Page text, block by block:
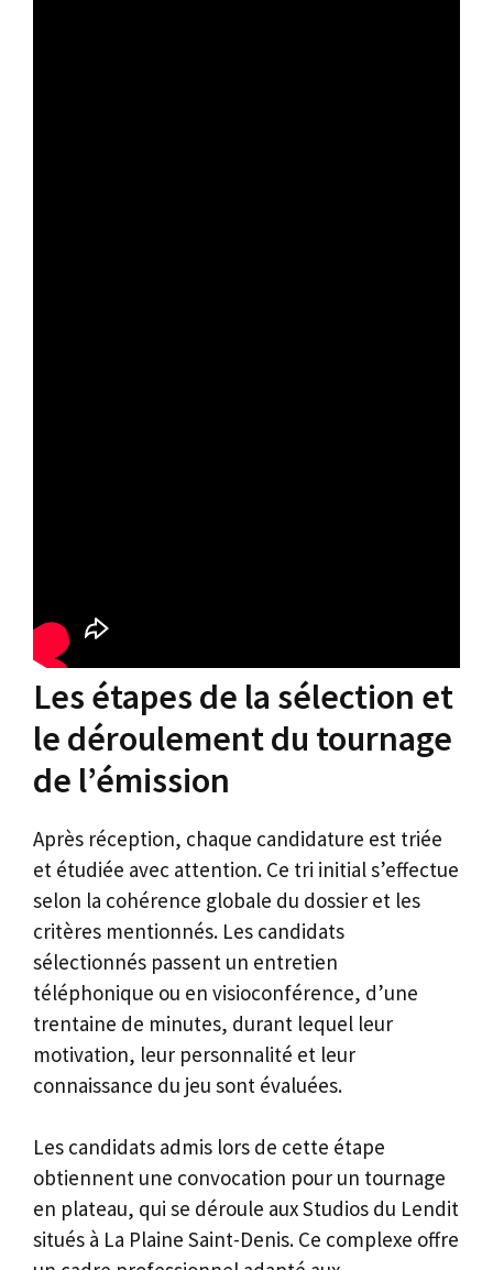
Les étapes de la sélection et
le déroulement du tournage
de l’émission
Après réception, chaque candidature est triée
et étudiée avec attention. Ce tri initial s’effectue
selon la cohérence globale du dossier et les
critères mentionnés. Les candidats
sélectionnés passent un entretien
téléphonique ou en visioconférence, d’une
trentaine de minutes, durant lequel leur
motivation, leur personnalité et leur
connaissance du jeu sont évaluées.
Les candidats admis lors de cette étape
obtiennent une convocation pour un tournage
en plateau, qui se déroule aux Studios du Lendit
situés à La Plaine Saint-Denis. Ce complexe offre